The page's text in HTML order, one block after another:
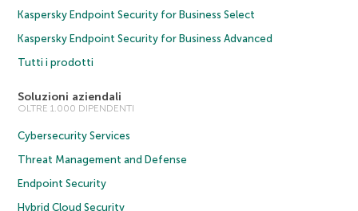
Kaspersky Endpoint Security for Business Select
Kaspersky Endpoint Security for Business Advanced
Tutti i prodotti
Soluzioni aziendali
OLTRE 1.000 DIPENDENTI
Cybersecurity Services
Threat Management and Defense
Endpoint Security
Hybrid Cloud Security